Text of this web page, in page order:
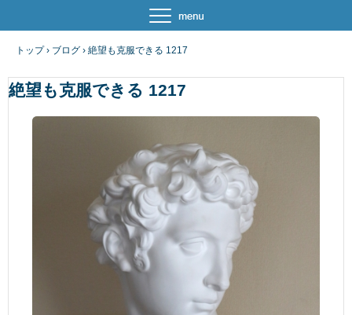
トップ › ブログ › 絶望も克服できる 1217
絶望も克服できる 1217